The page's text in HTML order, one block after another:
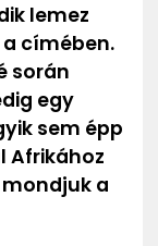
lemez
címében.
során
egy
sem épp
Afrikához
mondjuk a